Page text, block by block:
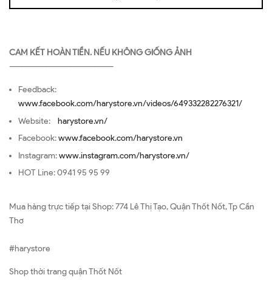
CAM KẾT HOÀN TIỀN. NẾU KHÔNG GIỐNG ẢNH
—————————————————
Feedback:
www.facebook.com/harystore.vn/videos/649332282276321/
Website: harystore.vn/
Facebook:www.facebook.com/harystore.vn
Instagram:www.instagram.com/harystore.vn/
HOT Line: 0941 95 95 99
Mua hàng trực tiếp tại Shop: 774 Lê Thị Tạo, Quận Thốt Nốt, Tp Cần
Thơ
#harystore
Shop thời trang quận Thốt Nốt